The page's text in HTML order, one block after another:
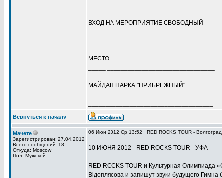
ВХОД НА МЕРОПРИЯТИЕ СВОБОДНЫЙ
МЕСТО
МАЙДАН ПАРКА "ПРИБРЕЖНЫЙ"
Вернуться к началу
Мачете
Зарегистрирован: 27.04.2012
Всего сообщений: 18
Откуда: Moscow
Пол: Мужской
06 Июн 2012 Ср 13:52 RED ROCKS TOUR - Волгоград
10 ИЮНЯ 2012 - RED ROCKS TOUR - УФА
RED ROCKS TOUR и Культурная Олимпиада
Вiдоплясова и запишут звуки будущего